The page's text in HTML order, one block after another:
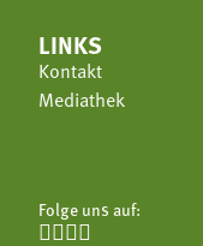
LINKS
Kontakt
Mediathek
Folge uns auf:
